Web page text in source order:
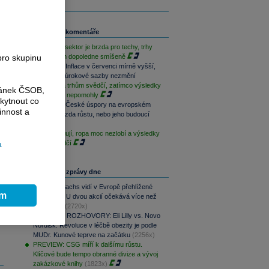
Související komentáře
Paměťový sektor je brzda pro techy, trhy
jsou na tom dopoledne smíšeně
Rozbřesk: Inflace v červenci mírně vyšší,
ČNB dnes úrokové sazby nezmění
Geopolitika trhům svědčí, zatímco výsledky
sentimentu nepomohly
Rozbřesk: České úspory na evropském
vrcholu. Brzda růstu, nebo jeho budoucí
Techy fungují, ropa moc nezlobí a výsledky
trhům svědčí
Nejčtenější zprávy dne
Goldman Sachs vidí v Evropě přehlížené
příležitosti. U dvou akcií očekává více než
100% růst
(2720x)
PODCAST ROZHOVORY: Eli Lilly vs. Novo
Nordisk. Revoluce v léčbě obezity je podle
MUDr. Kunové teprve na začátku (2256x)
PREVIEW: CSG míří k dalšímu růstu.
Klíčové bude tempo obranné divize a vývoj
zakázkové knihy (1823x)
skupinu
ČSOB,
co
a